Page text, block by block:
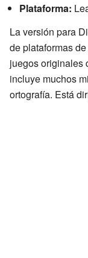
Plataforma:
La versión para
de plataformas
juegos originales
incluye muchos
ortografía. Está